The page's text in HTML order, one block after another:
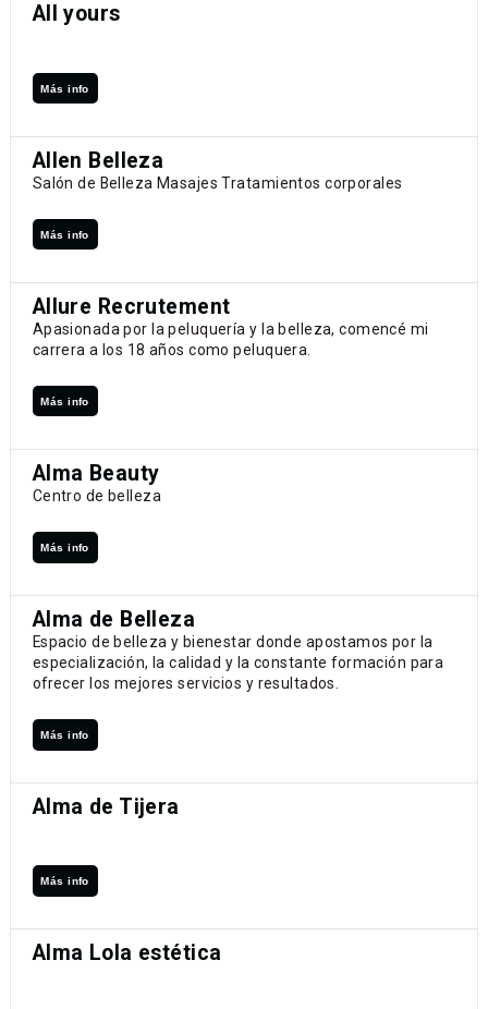
All yours
Más info
Allen Belleza
Salón de Belleza Masajes Tratamientos corporales
Más info
Allure Recrutement
Apasionada por la peluquería y la belleza, comencé mi
carrera a los 18 años como peluquera.
Más info
Alma Beauty
Centro de belleza
Más info
Alma de Belleza
Espacio de belleza y bienestar donde apostamos por la
especialización, la calidad y la constante formación para
ofrecer los mejores servicios y resultados.
Más info
Alma de Tijera
Más info
Alma Lola estética